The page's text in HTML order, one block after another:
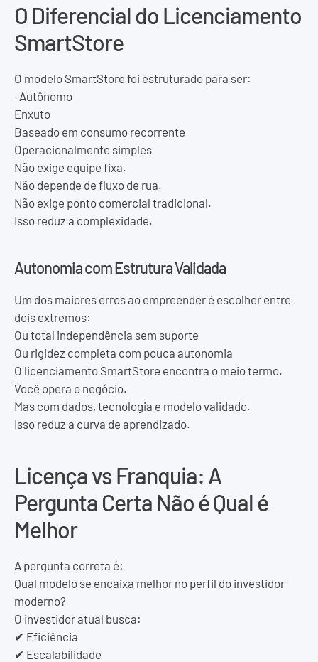
O Diferencial do Licenciamento
SmartStore
O modelo SmartStore foi estruturado para ser:
-Autônomo
Enxuto
Baseado em consumo recorrente
Operacionalmente simples
Não exige equipe fixa.
Não depende de fluxo de rua.
Não exige ponto comercial tradicional.
Isso reduz a complexidade.
Autonomia com Estrutura Validada
Um dos maiores erros ao empreender é escolher entre
dois extremos:
Ou total independência sem suporte
Ou rigidez completa com pouca autonomia
O licenciamento SmartStore encontra o meio termo.
Você opera o negócio.
Mas com dados, tecnologia e modelo validado.
Isso reduz a curva de aprendizado.
Licença vs Franquia: A
Pergunta Certa Não é Qual é
Melhor
A pergunta correta é:
Qual modelo se encaixa melhor no perfil do investidor
moderno?
O investidor atual busca:
✔ Eficiência
✔ Escalabilidade